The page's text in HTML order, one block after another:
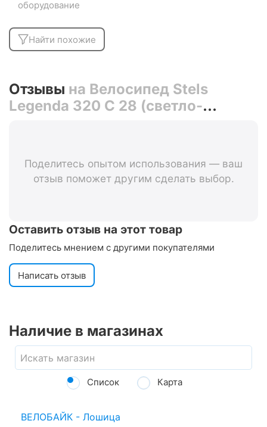
оборудование
Найти похожие
Отзывы на Велосипед Stels
Legenda 320 C 28 (светло-
Поделитесь опытом использования — ваш
отзыв поможет другим сделать выбор.
Оставить отзыв на этот товар
Поделитесь мнением с другими покупателями
Написать отзыв
Наличие в магазинах
Список Карта
ВЕЛОБАЙК - Лошица